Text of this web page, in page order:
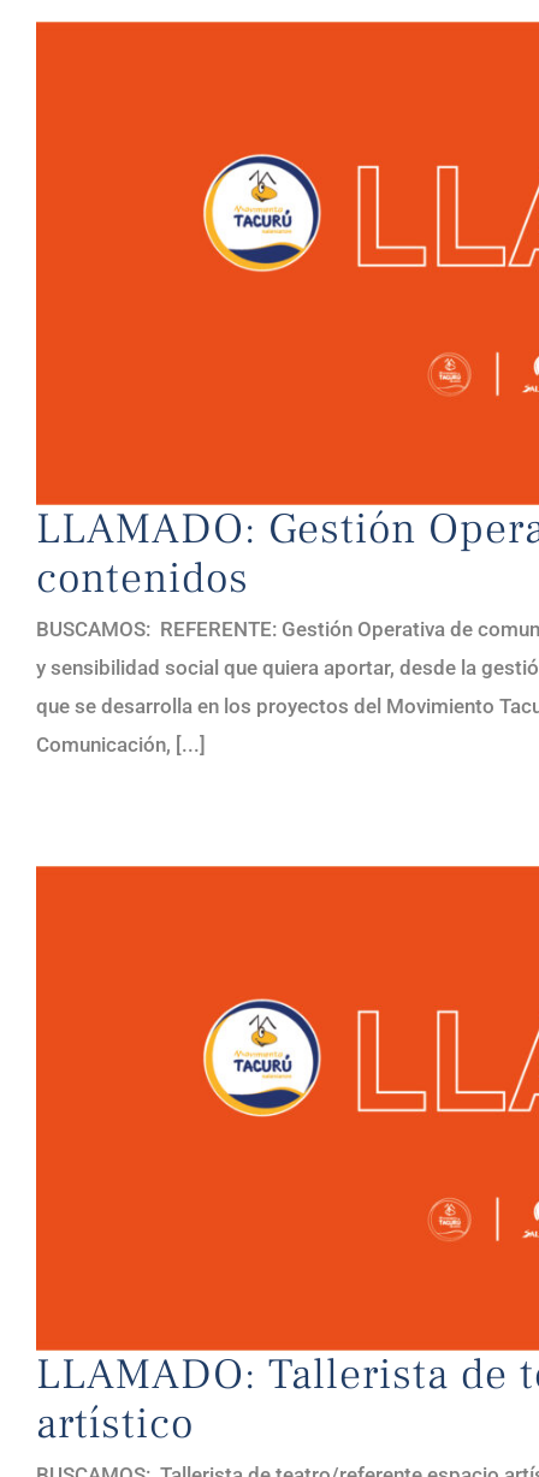
LLAMADO: Gestión
contenidos
BUSCAMOS: REFERENTE: Gestión Operativa de
y sensibilidad social que quiera aportar, desde la
que se desarrolla en los proyectos del Movimiento
Comunicación, [...]
LLAMADO: Tallerista de
artístico